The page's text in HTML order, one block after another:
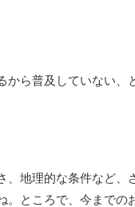
から普及していない、
、地理的な条件など、
。ところで、今までの